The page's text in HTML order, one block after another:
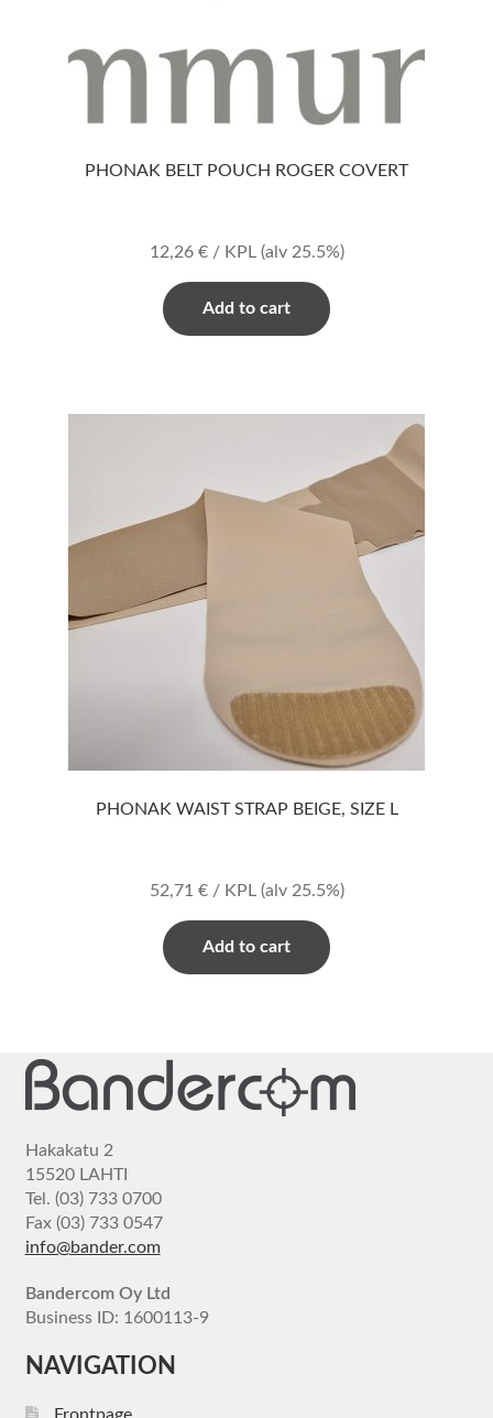
PHONAK BELT POUCH ROGER COVERT
12,26 €/ KPL (alv 25.5%)
Add to cart
PHONAK WAIST STRAP BEIGE, SIZE L
52,71 €/ KPL (alv 25.5%)
Add to cart
Hakakatu 2
15520 LAHTI
Tel. (03) 733 0700
Fax (03) 733 0547
info@bander.com
Bandercom Oy Ltd
Business ID: 1600113-9
NAVIGATION